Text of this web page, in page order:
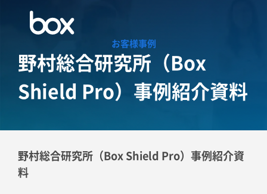
お客様事例
野村総合研究所（Box
Shield Pro）事例紹介資料
野村総合研究所（Box Shield Pro）事例紹介資
料